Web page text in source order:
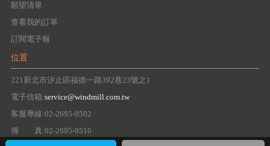
願望清單
查看我的訂單
訂閱電子報
位置
221新北市汐止區福德一路392巷23號之1
電子信箱:service@windmill.com.tw
客服專線:02-2695-9502
傳 真:02-2695-9510